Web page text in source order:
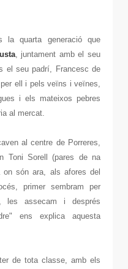
la quarta generació que
, juntament amb el seu
el seu padrí, Francesc de
ell i pels veïns i veïnes,
i els mateixos pebres
al mercat.
al centre de Porreres,
Toni Sorell (pares de na
són ara, als afores del
primer sembram per
les assecam i després
ens explica aquesta
de tota classe, amb els